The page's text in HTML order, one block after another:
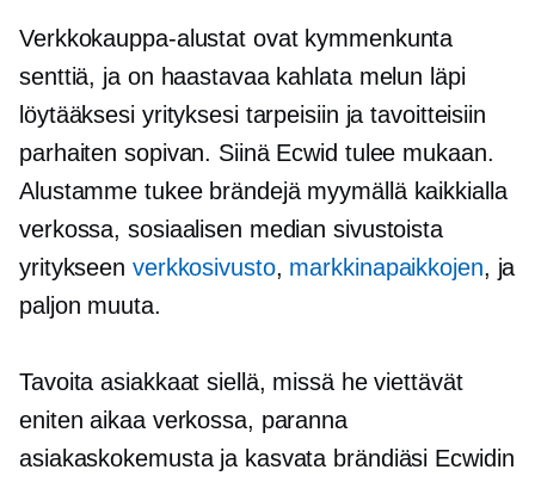
Verkkokauppa-alustat ovat kymmenkunta
senttiä, ja on haastavaa kahlata melun läpi
löytääksesi yrityksesi tarpeisiin ja tavoitteisiin
parhaiten sopivan. Siinä Ecwid tulee mukaan.
Alustamme tukee brändejä myymällä kaikkialla
verkossa, sosiaalisen median sivustoista
yritykseen verkkosivusto, markkinapaikkojen, ja
paljon muuta.
Tavoita asiakkaat siellä, missä he viettävät
eniten aikaa verkossa, paranna
asiakaskokemusta ja kasvata brändiäsi Ecwidin